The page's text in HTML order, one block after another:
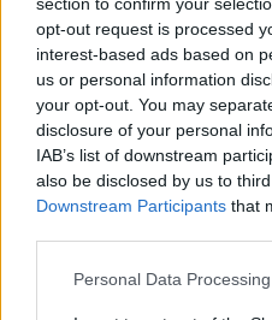
opt-out request is processed
interest-based ads based on
us or personal information
your opt-out. You may
disclosure of your personal
IAB’s list of downstream
also be disclosed by us to
Downstream Participants that
Personal Data